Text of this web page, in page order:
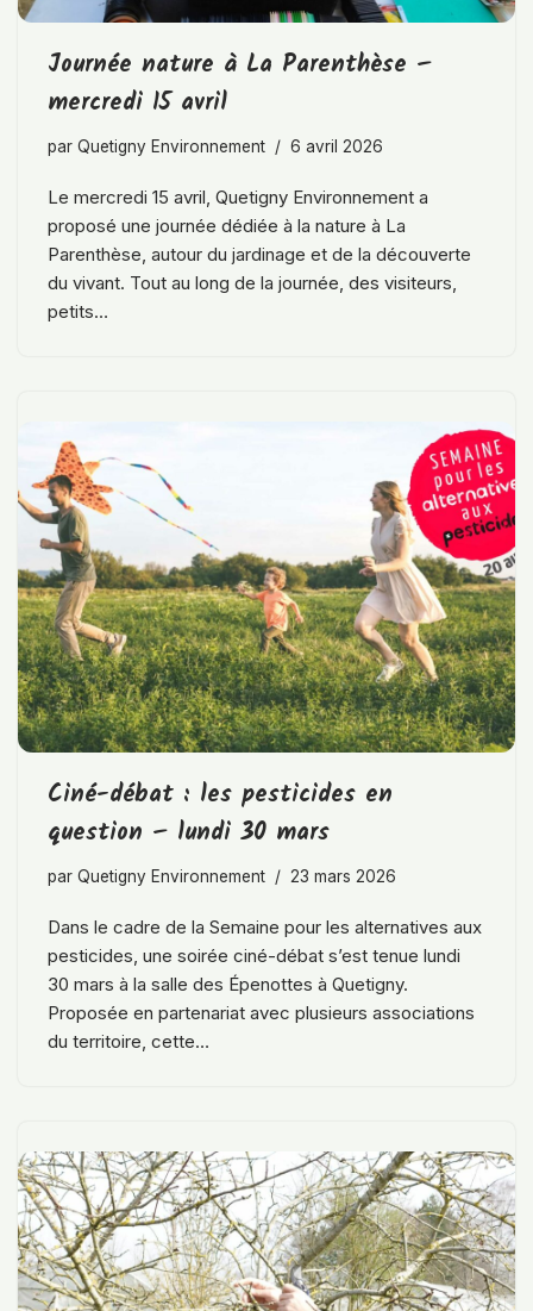
Journée nature à La Parenthèse –
mercredi 15 avril
par Quetigny Environnement 6 avril 2026
Le mercredi 15 avril, Quetigny Environnement a
proposé une journée dédiée à la nature à La
Parenthèse, autour du jardinage et de la découverte
du vivant. Tout au long de la journée, des visiteurs,
petits…
Ciné-débat : les pesticides en
question – lundi 30 mars
par Quetigny Environnement 23 mars 2026
Dans le cadre de la Semaine pour les alternatives aux
pesticides, une soirée ciné-débat s’est tenue lundi
30 mars à la salle des Épenottes à Quetigny.
Proposée en partenariat avec plusieurs associations
du territoire, cette…